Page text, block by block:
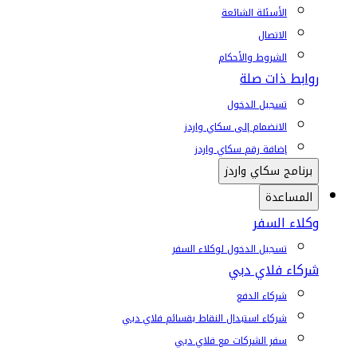
الأسئلة الشائعة
الاتصال
الشروط والأحكام
روابط ذات صلة
تسجيل الدخول
الانضمام إلى سكاي واردز
إضافة رقم سكاي واردز
برنامج سكاي واردز
المساعدة
وكلاء السفر
تسجيل الدخول لوكلاء السفر
شركاء فلاي دبي
شركاء الدفع
شركاء استبدال النقاط بقسائم فلاي دبي
سفر الشركات مع فلاي دبي